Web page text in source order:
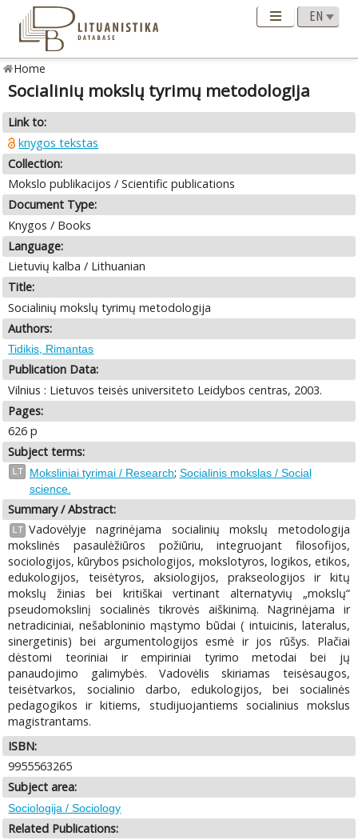
Home
Socialinių mokslų tyrimų metodologija
Link to:
knygos tekstas
Collection:
Mokslo publikacijos / Scientific publications
Document Type:
Knygos / Books
Language:
Lietuvių kalba / Lithuanian
Title:
Socialinių mokslų tyrimų metodologija
Authors:
Tidikis, Rimantas
Publication Data:
Vilnius : Lietuvos teisės universiteto Leidybos centras, 2003.
Pages:
626 p
Subject terms:
LT Moksliniai tyrimai / Research; Socialinis mokslas / Social
science.
Summary / Abstract:
LT Vadovėlyje nagrinėjama socialinių mokslų metodologija
mokslinės pasaulėžiūros požiūriu, integruojant filosofijos,
sociologijos, kūrybos psichologijos, mokslotyros, logikos, etikos,
edukologijos, teisėtyros, aksiologijos, prakseologijos ir kitų
mokslų žinias bei kritiškai vertinant alternatyvių „mokslų“
pseudomokslinį socialinės tikrovės aiškinimą. Nagrinėjama ir
netradiciniai, nešabloninio mąstymo būdai ( intuicinis, lateralus,
sinergetinis) bei argumentologijos esmė ir jos rūšys. Plačiai
dėstomi teoriniai ir empiriniai tyrimo metodai bei jų
panaudojimo galimybės. Vadovėlis skiriamas teisėsaugos,
teisėtvarkos, socialinio darbo, edukologijos, bei socialinės
pedagogikos ir kitiems, studijuojantiems socialinius mokslus
magistrantams.
ISBN:
9955563265
Subject area:
Sociologija / Sociology
Related Publications: